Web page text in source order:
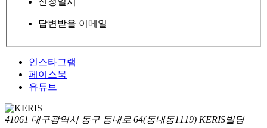
답변받을 이메일
인스타그램
페이스북
유튜브
41061 대구광역시 동구 동내로 64(동내동1119) KERIS빌딩